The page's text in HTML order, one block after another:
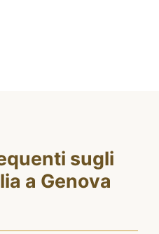
sugli
a Genova